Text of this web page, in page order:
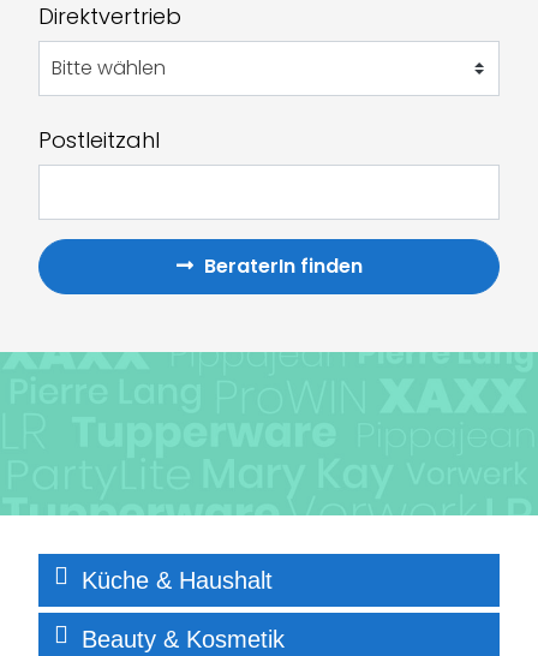
Direktvertrieb
Postleitzahl
BeraterIn finden
Küche & Haushalt
Beauty & Kosmetik